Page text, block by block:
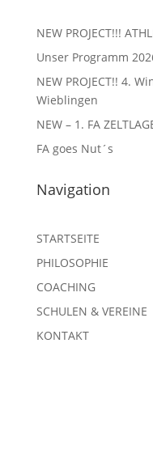
NEW PROJECT!!!
Unser Programm
NEW PROJECT!! 4.
Wieblingen
NEW – 1. FA
FA goes Nut´s
Navigation
STARTSEITE
PHILOSOPHIE
COACHING
SCHULEN & VEREINE
KONTAKT